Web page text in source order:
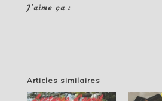
J’aime ça :
Articles similaires